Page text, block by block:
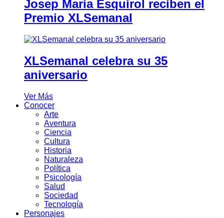
Josep Maria Esquirol reciben el
Premio XLSemanal
XLSemanal celebra su 35
aniversario
Ver Más
Conocer
Arte
Aventura
Ciencia
Cultura
Historia
Naturaleza
Política
Psicología
Salud
Sociedad
Tecnología
Personajes